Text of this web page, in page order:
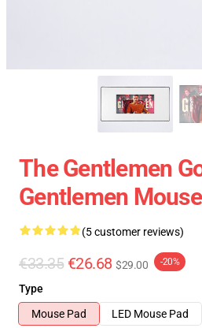
The Gentlemen
Gentlemen
(5 customer reviews)
€33.35 €26.68 $29.00 -20%
Type
Mouse Pad
LED Mouse Pad